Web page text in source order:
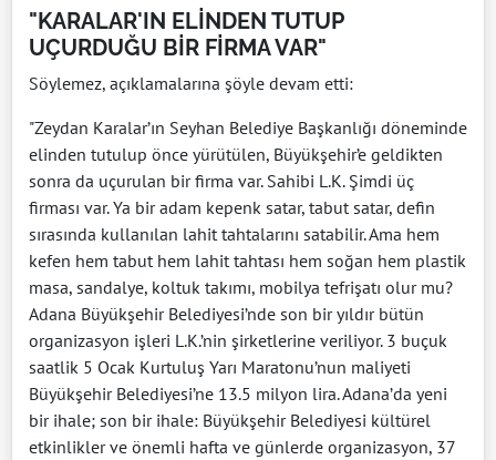
"KARALAR'IN ELİNDEN TUTUP
UÇURDUĞU BİR FİRMA VAR"
Söylemez, açıklamalarına şöyle devam etti:
"Zeydan Karalar’ın Seyhan Belediye Başkanlığı döneminde
elinden tutulup önce yürütülen, Büyükşehir’e geldikten
sonra da uçurulan bir firma var. Sahibi L.K. Şimdi üç
firması var. Ya bir adam kepenk satar, tabut satar, defin
sırasında kullanılan lahit tahtalarını satabilir. Ama hem
kefen hem tabut hem lahit tahtası hem soğan hem plastik
masa, sandalye, koltuk takımı, mobilya tefrişatı olur mu?
Adana Büyükşehir Belediyesi’nde son bir yıldır bütün
organizasyon işleri L.K.’nin şirketlerine veriliyor. 3 buçuk
saatlik 5 Ocak Kurtuluş Yarı Maratonu’nun maliyeti
Büyükşehir Belediyesi’ne 13.5 milyon lira. Adana’da yeni
bir ihale; son bir ihale: Büyükşehir Belediyesi kültürel
etkinlikler ve önemli hafta ve günlerde organizasyon, 37